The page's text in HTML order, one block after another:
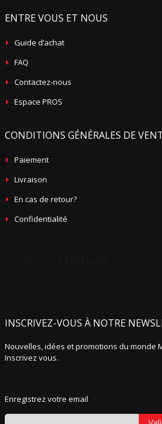
ENTRE VOUS ET NOUS
Guide d’achat
FAQ
Contactez-nous
Espace PROS
CONDITIONS GÉNÉRALES DE
Paiement
Livraison
En cas de retour?
Confidentialité
INSCRIVEZ-VOUS À NOTRE
Nouvelles, idées et promotions du monde
Inscrivez vous.
Enregistrez votre email